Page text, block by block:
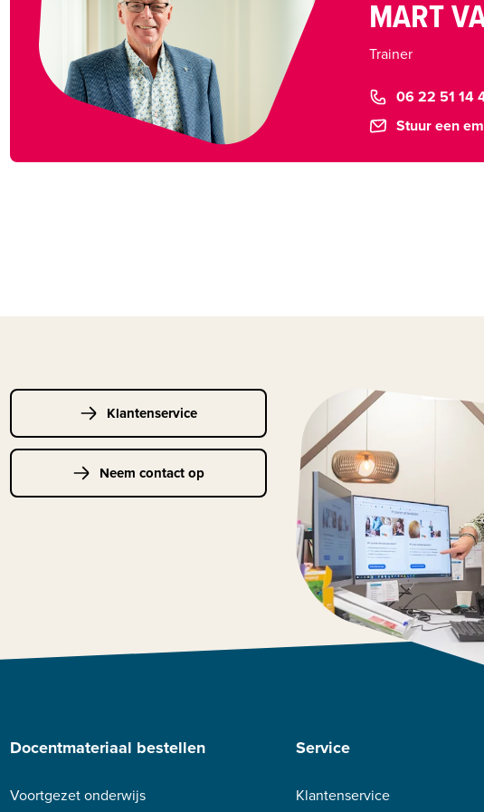
MART
Trainer
06 22 51 14
Stuur een
Klantenservice
Neem contact op
Docentmateriaal bestellen
Voortgezet onderwijs
Service
Klantenservice